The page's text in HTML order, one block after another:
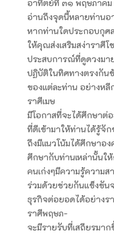
อาทิตย์ที่ ๓๑ พฤษภาค
อ่านถึงจุดนี้หลายท่านอ
หากท่านใดประกอบกุศ
ให้คุณส่งเสริมสง่าราศี
ประสบการณ์ที่ดูดวงม
ปฏิบัติในทิศทางตรงกัน
ของแต่ละท่าน อย่างหลี
ราศีเมษ
มีโอกาสที่จะได้ศึกษาต่
ที่ดีเข้ามาให้ท่านได้รู้จั
ถึงมีแนวโน้มได้ศึกษาอ
ศึกษากับท่านเหล่านั้นให้
คนเก่งๆมีความรู้ความส
ร่วมด้วยช่วยกันแข็งขัน
ธุรกิจต่อยอดได้อย่างร
ราศีพฤษภ-
จะมีรายรับที่เสถียรมาก